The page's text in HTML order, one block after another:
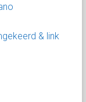
& link